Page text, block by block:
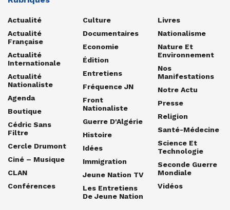
Actualité
Actualité
Française
Actualité
Internationale
Actualité
Nationaliste
Agenda
Boutique
Cédric Sans
Filtre
Cercle Drumont
Ciné – Musique
CLAN
Conférences
Culture
Documentaires
Economie
Édition
Entretiens
Fréquence JN
Front
Nationaliste
Guerre D'Algérie
Histoire
Idées
Immigration
Jeune Nation TV
Les Entretiens
De Jeune Nation
Livres
Nationalisme
Nature Et
Environnement
Nos
Manifestations
Notre Actu
Presse
Religion
Santé-Médecine
Science Et
Technologie
Seconde Guerre
Mondiale
Vidéos